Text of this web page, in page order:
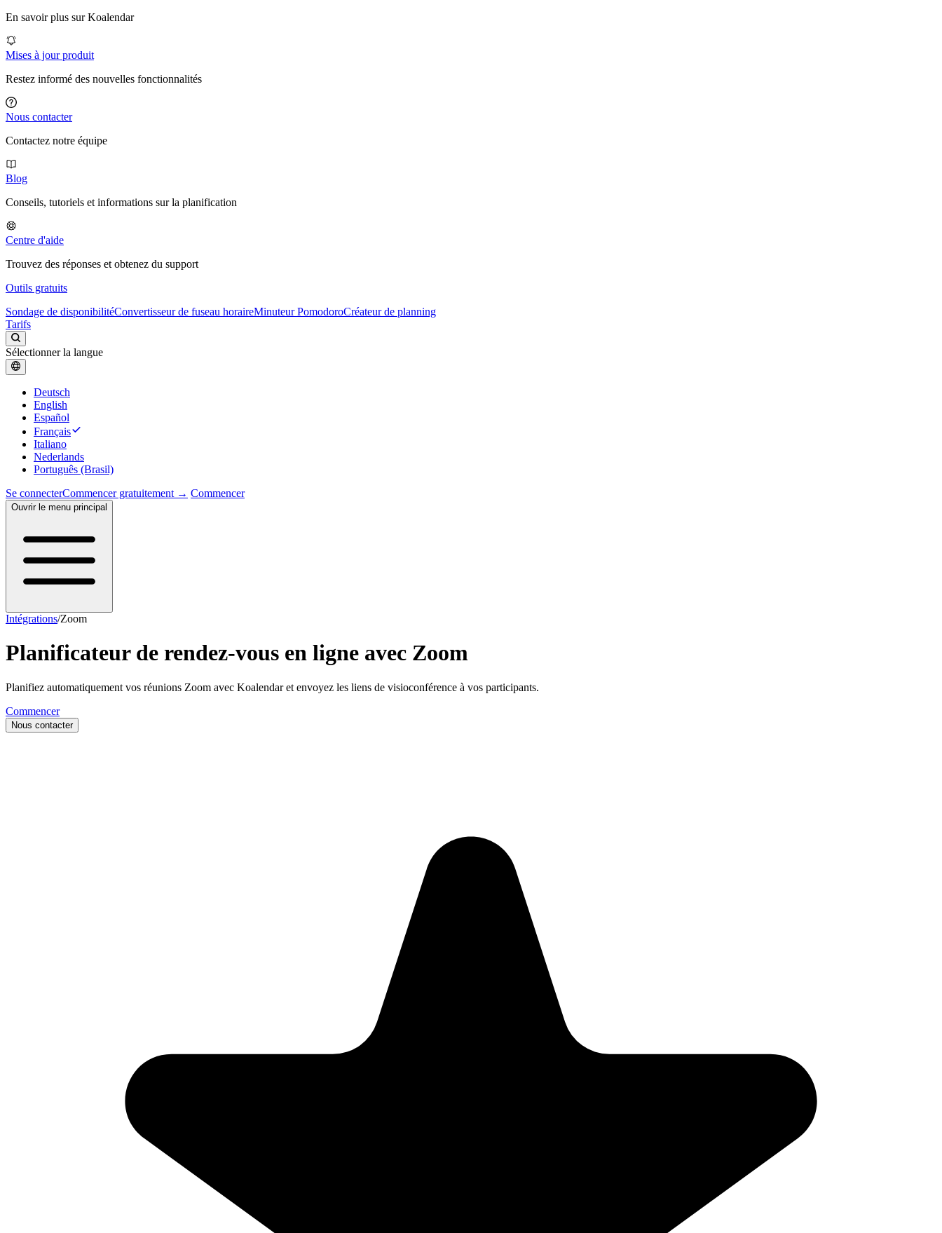
En savoir plus sur Koalendar
Mises à jour produit
Restez informé des nouvelles fonctionnalités
Nous contacter
Contactez notre équipe
Blog
Conseils, tutoriels et informations sur la planification
Centre d'aide
Trouvez des réponses et obtenez du support
Outils gratuits
Sondage de disponibilitéConvertisseur de fuseau horaireMinuteur PomodoroCréateur de planning
Tarifs
Sélectionner la langue
Deutsch
English
Español
Français
Italiano
Nederlands
Português (Brasil)
Se connecterCommencer gratuitement → Commencer
Ouvrir le menu principal
Intégrations/Zoom
Planificateur de rendez-vous en ligne avec Zoom
Planifiez automatiquement vos réunions Zoom avec Koalendar et envoyez les liens de visioconférence à vos participants.
Commencer
Nous contacter